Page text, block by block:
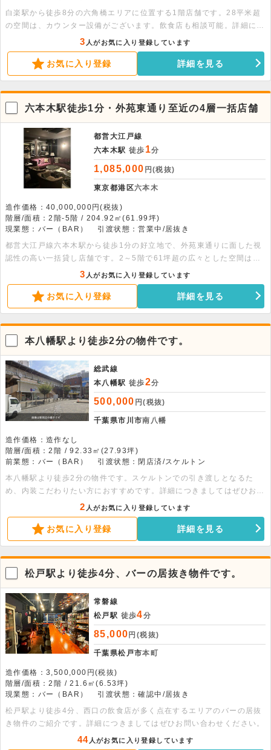
白楽駅から徒歩8分の六角橋エリアに位置する1階店舗です。28平米超
の空間は、カウンター設備がございます。飲食店も相談可能。詳細につ
いてはお問い合わせください。
3 人がお気に入り登録しています
お気に入り登録 詳細を見る
六本木駅徒歩1分・外苑東通り至近の4層一括店舗
都営大江戸線
六本木駅 徒歩 1分
1,085,000 円(税抜)
東京都港区六本木
造作価格：40,000,000円(税抜)
階層/面積：2階-5階 / 204.92㎡(61.99坪)
現業態：バー（BAR）
引渡状態：営業中/居抜き
都営大江戸線六本木駅から徒歩1分の好立地で、外苑東通りに面した視
認性の高い一括貸し店舗です。2～5階で61坪超の広々とした空間は、
カラオケ個室バーの居抜き状態で引き渡しとなっております。お気軽に
お問い合わせください。 面積：各階51.23平米
3 人がお気に入り登録しています
お気に入り登録 詳細を見る
本八幡駅より徒歩2分の物件です。
総武線
本八幡駅 徒歩2分
500,000 円(税抜)
千葉県市川市南八幡
造作価格：造作なし
階層/面積：2階 / 92.33㎡(27.93坪)
前業態：バー（BAR）
引渡状態：閉店済/スケルトン
本八幡駅より徒歩2分の物件です。スケルトンでの引き渡しとなるた
め、内装こだわりたい方におすすめです。詳細につきましてはぜひお問
2 人がお気に入り登録しています
お気に入り登録 詳細を見る
松戸駅より徒歩4分、バーの居抜き物件です。
常磐線
松戸駅 徒歩4分
85,000 円(税抜)
千葉県松戸市本町
造作価格：3,500,000円(税抜)
階層/面積：2階 / 21.6㎡(6.53坪)
現業態：バー（BAR）
引渡状態：確認中/居抜き
松戸駅より徒歩4分、西口の飲食店が多く点在するエリアのバーの居抜
き物件のご紹介です。詳細につきましてはぜひお問い合わせください。
44 人がお気に入り登録しています